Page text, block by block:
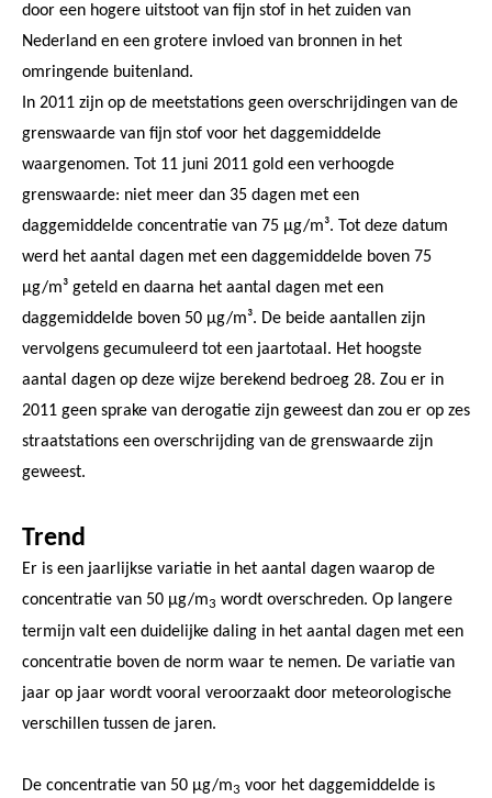
door een hogere uitstoot van fijn stof in het zuiden van
Nederland en een grotere invloed van bronnen in het
omringende buitenland.
In 2011 zijn op de meetstations geen overschrijdingen van de
grenswaarde van fijn stof voor het daggemiddelde
waargenomen. Tot 11 juni 2011 gold een verhoogde
grenswaarde: niet meer dan 35 dagen met een
daggemiddelde concentratie van 75 µg/m³. Tot deze datum
werd het aantal dagen met een daggemiddelde boven 75
µg/m³ geteld en daarna het aantal dagen met een
daggemiddelde boven 50 µg/m³. De beide aantallen zijn
vervolgens gecumuleerd tot een jaartotaal. Het hoogste
aantal dagen op deze wijze berekend bedroeg 28. Zou er in
2011 geen sprake van derogatie zijn geweest dan zou er op zes
straatstations een overschrijding van de grenswaarde zijn
geweest.
Trend
Er is een jaarlijkse variatie in het aantal dagen waarop de
concentratie van 50 µg/m3 wordt overschreden. Op langere
termijn valt een duidelijke daling in het aantal dagen met een
concentratie boven de norm waar te nemen. De variatie van
jaar op jaar wordt vooral veroorzaakt door meteorologische
verschillen tussen de jaren.
De concentratie van 50 µg/m3 voor het daggemiddelde is